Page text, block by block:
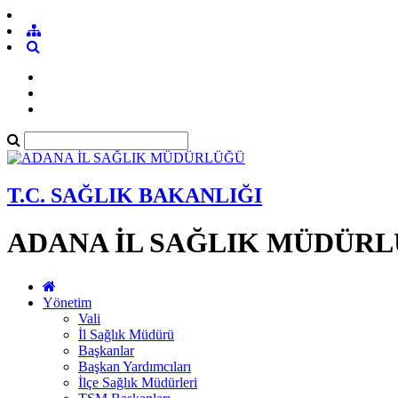
T.C. SAĞLIK BAKANLIĞI
ADANA İL SAĞLIK
Yönetim
Vali
İl Sağlık Müdürü
Başkanlar
Başkan Yardımcıları
İlçe Sağlık Müdürleri